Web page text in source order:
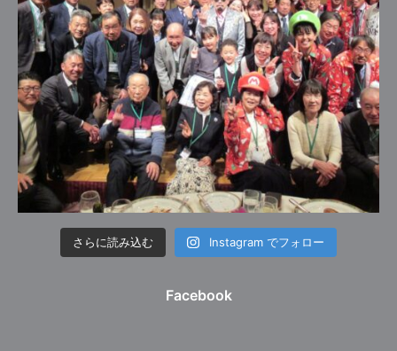
さらに読み込む Instagram でフォロー
Facebook